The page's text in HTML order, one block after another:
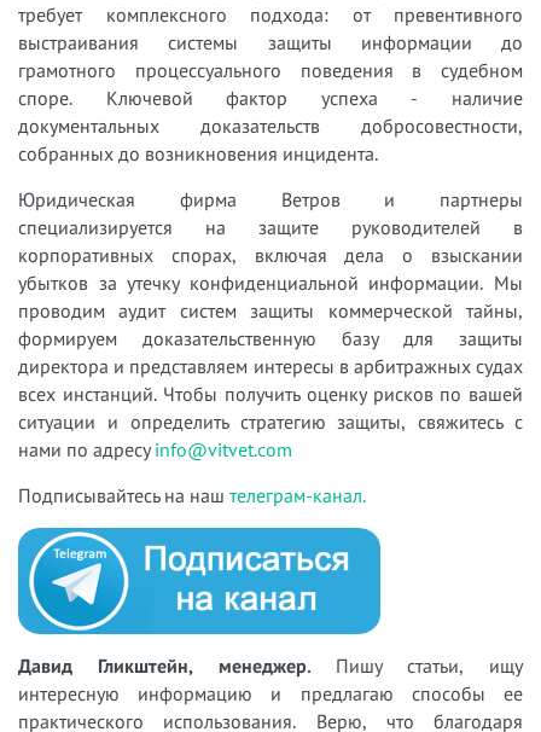
требует комплексного подхода: от превентивного
выстраивания системы защиты информации до
грамотного процессуального поведения в судебном
споре. Ключевой фактор успеха - наличие
документальных доказательств добросовестности,
собранных до возникновения инцидента.
Юридическая фирма Ветров и партнеры
специализируется на защите руководителей в
корпоративных спорах, включая дела о взыскании
убытков за утечку конфиденциальной информации. Мы
проводим аудит систем защиты коммерческой тайны,
формируем доказательственную базу для защиты
директора и представляем интересы в арбитражных судах
всех инстанций. Чтобы получить оценку рисков по вашей
ситуации и определить стратегию защиты, свяжитесь с
нами по адресуinfo@vitvet.com
Подписывайтесь на наш телеграм-канал.
Давид Гликштейн, менеджер. Пишу статьи, ищу
интересную информацию и предлагаю способы ее
практического использования. Верю, что благодаря